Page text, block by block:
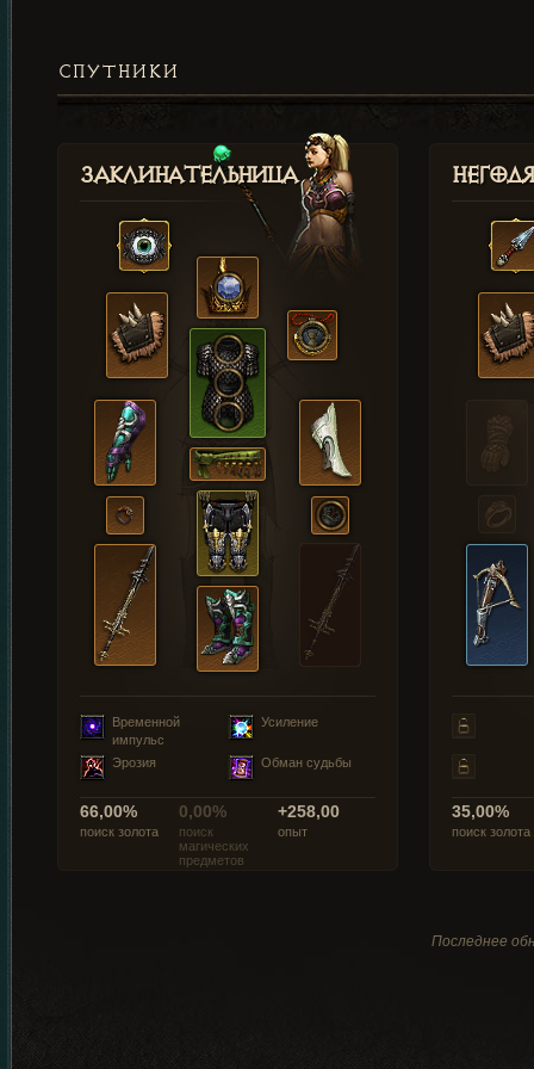
СПУТНИКИ
Заклинательница
Временной
импульс
Усиление
Эрозия Обман судьбы
66,00%
поиск золота
0,00%
поиск
магических
предметов
+258,00
опыт
35,00%
поиск золота
Последнее